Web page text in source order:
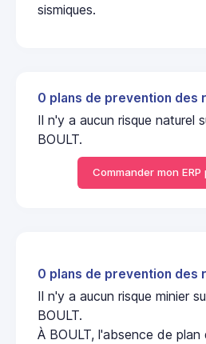
sismiques.
0 plans de prevention des
Il n'y a aucun risque naturel
BOULT.
Commander mon ERP
0 plans de prevention des
Il n'y a aucun risque minier
BOULT.
À BOULT, l'absence de